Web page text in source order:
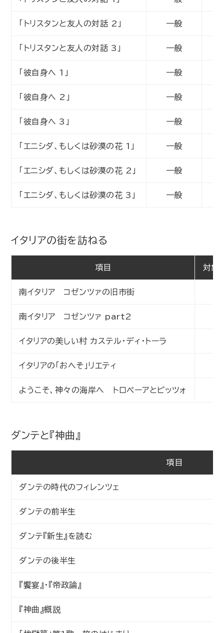
「トリスタンと友人の対話 2」 一般
「トリスタンと友人の対話 3」 一般
「彼自身へ 1」 一般
「彼自身へ 2」 一般
「彼自身へ 3」 一般
「エニシダ、もしくは砂漠の花 1」 一般
「エニシダ、もしくは砂漠の花 2」 一般
「エニシダ、もしくは砂漠の花 3」 一般
イタリアの街を訪ねる
項目 対象
南イタリア コゼンツァの旧市街
南イタリア コゼンツァ part2
イタリアの美しい村 カステル・ディ・トーラ
イタリアの「おへそ」リエティ
ようこそ、神々の海岸へ トロペーアとピッツォ
ダンテと『神曲』
項目
ダンテの時代のフィレンツェ
ダンテの前半生
ダンテ『新生』を読む
ダンテの後半生
『饗宴』・『帝政論』
『神曲』概説